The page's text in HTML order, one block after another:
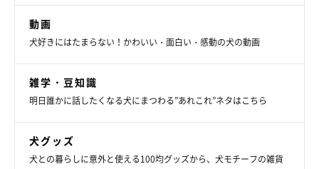
動画
犬好きにはたまらない！かわいい・面白い・感動の犬の動画
雑学・豆知識
明日誰かに話したくなる犬にまつわる”あれこれ”ネタはこちら
犬グッズ
犬との暮らしに意外と使える100均グッズから、犬モチーフの雑貨